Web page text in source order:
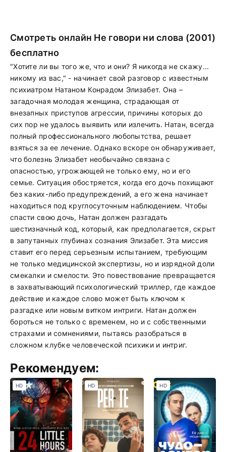
Смотреть онлайн Не говори ни слова (2001)
бесплатно
"Хотите ли вы того же, что и они? Я никогда не скажу...
никому из вас," - начинает свой разговор с известным
психиатром Натаном Конрадом Элизабет. Она –
загадочная молодая женщина, страдающая от
внезапных приступов агрессии, причины которых до
сих пор не удалось выявить или излечить. Натан, всегда
полный профессионального любопытства, решает
взяться за ее лечение. Однако вскоре он обнаруживает,
что болезнь Элизабет необычайно связана с
опасностью, угрожающей не только ему, но и его
семье. Ситуация обостряется, когда его дочь похищают
без каких-либо предупреждений, а его жена начинает
находиться под круглосуточным наблюдением. Чтобы
спасти свою дочь, Натан должен разгадать
шестизначный код, который, как предполагается, скрыт
в запутанных глубинах сознания Элизабет. Эта миссия
ставит его перед серьезным испытанием, требующим
не только медицинской экспертизы, но и изрядной доли
смекалки и смелости. Это повествование превращается
в захватывающий психологический триллер, где каждое
действие и каждое слово может быть ключом к
разгадке или новым витком интриги. Натан должен
бороться не только с временем, но и с собственными
страхами и сомнениями, пытаясь разобраться в
сложном клубке человеческой психики и интриг.
Рекомендуем:
HD HD HD